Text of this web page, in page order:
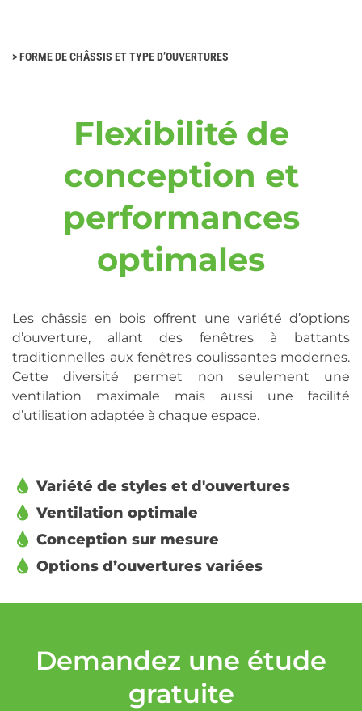
>FORME DE CHÂSSIS ET TYPE D’OUVERTURES
Flexibilité de
conception et
performances
optimales
Les châssis en bois offrent une variété d’options
d’ouverture, allant des fenêtres à battants
traditionnelles aux fenêtres coulissantes modernes.
Cette diversité permet non seulement une
ventilation maximale mais aussi une facilité
d’utilisation adaptée à chaque espace.
Variété de styles et d'ouvertures
Ventilation optimale
Conception sur mesure
Options d’ouvertures variées
Demandez une étude
gratuite